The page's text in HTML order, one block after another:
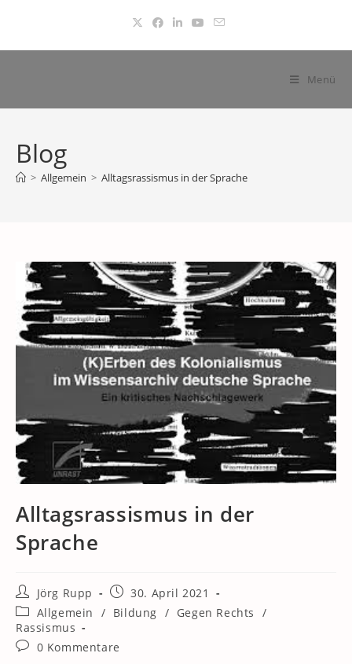
springen
Menü
Blog
> Allgemein > Alltagsrassismus in der Sprache
Alltagsrassismus in der
Sprache
Beitrags-
Autor:
Jörg Rupp
Beitrag
veröffentlicht:
30. April 2021
Beitrags-
Kategorie:
Allgemein / Bildung / Gegen Rechts
/
Rassismus
Beitrags-
0 Kommentare